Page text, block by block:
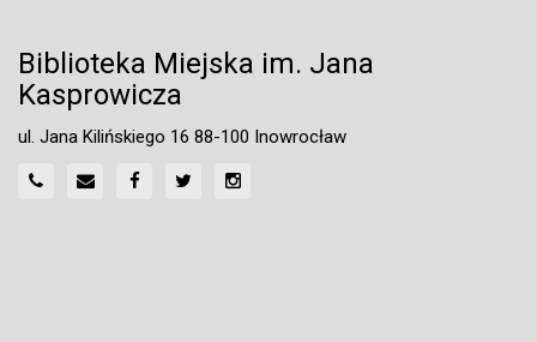
Biblioteka Miejska im. Jana
Kasprowicza
ul. Jana Kilińskiego 16 88-100 Inowrocław